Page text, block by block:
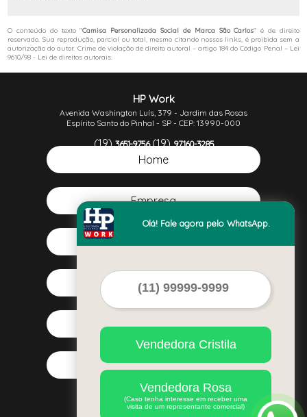
O conteúdo do texto "Camisa Personalizada Social de Marca São Carlos" é de direito
reservado. Sua reprodução, parcial ou total, mesmo citando nossos links, é proibida sem a
autorização do autor. Crime de violação de direito autoral – artigo 184 do Código Penal – Lei
9610/98 - Lei de direitos autorais.
HP Work
Avenida Washington Luís, 379 - Jardim das Rosas
Espírito Santo do Pinhal - SP - CEP: 13990-000
(19)3651-9756 (19)97160-3285
(19)99381-5613
Home
Empresa
Serviços
Contato
Mapa do site
Olá! Fale agora pelo WhatsApp.
Vendedora Cristila
Vendedora Rosa
(Caso tenha interesse em receber uma
visita de um representante comercial)